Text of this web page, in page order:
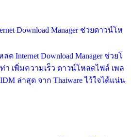
Download Manager ช่วยดาวน์โห
Internet Download Manager ช่วยโ
า เพิ่มความเร็ว ดาวน์โหลดไฟล์ เพล
ล่าสุด จาก Thaiware ไว้ใจได้แน่น